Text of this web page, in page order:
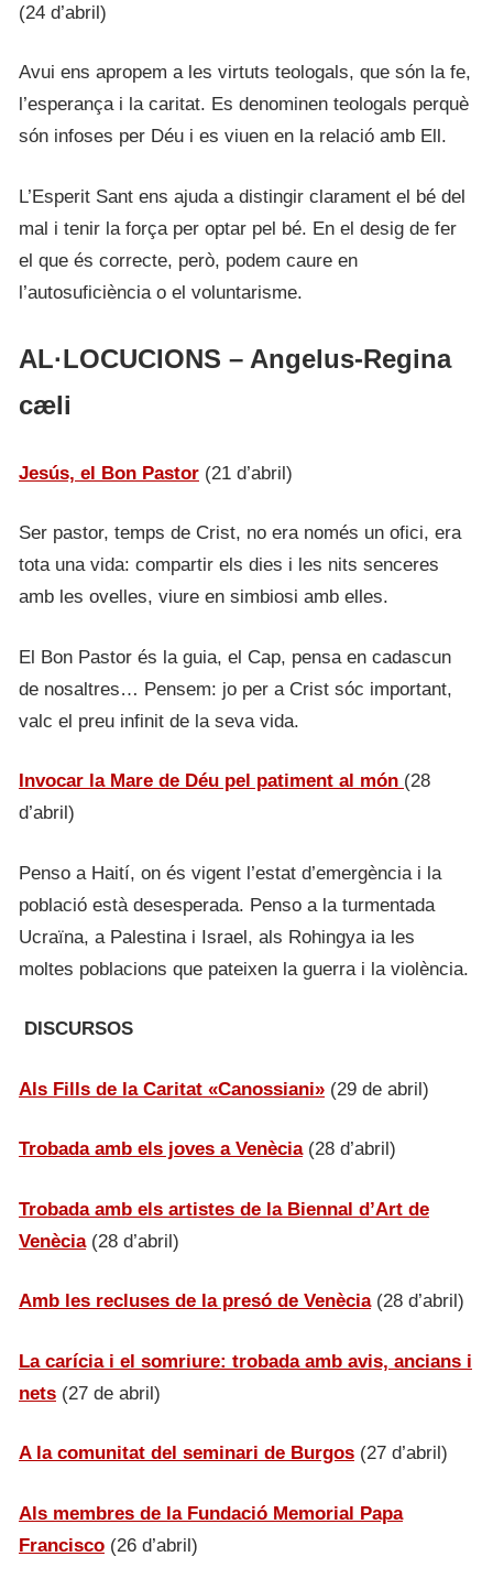
(24 d’abril)
Avui ens apropem a les virtuts teologals, que són la fe,
l’esperança i la caritat. Es denominen teologals perquè
són infoses per Déu i es viuen en la relació amb Ell.
L’Esperit Sant ens ajuda a distingir clarament el bé del
mal i tenir la força per optar pel bé. En el desig de fer
el que és correcte, però, podem caure en
l’autosuficiència o el voluntarisme.
AL·LOCUCIONS – Angelus-Regina
cæli
Jesús, el Bon Pastor (21 d’abril)
Ser pastor, temps de Crist, no era només un ofici, era
tota una vida: compartir els dies i les nits senceres
amb les ovelles, viure en simbiosi amb elles.
El Bon Pastor és la guia, el Cap, pensa en cadascun
de nosaltres… Pensem: jo per a Crist sóc important,
valc el preu infinit de la seva vida.
Invocar la Mare de Déu pel patiment al món (28
d’abril)
Penso a Haití, on és vigent l’estat d’emergència i la
població està desesperada. Penso a la turmentada
Ucraïna, a Palestina i Israel, als Rohingya ia les
moltes poblacions que pateixen la guerra i la violència.
DISCURSOS
Als Fills de la Caritat «Canossiani» (29 de abril)
Trobada amb els joves a Venècia(28 d’abril)
Trobada amb els artistes de la Biennal d’Art de
Venècia(28 d’abril)
Amb les recluses de la presó de Venècia(28 d’abril)
La carícia i el somriure: trobada amb avis, ancians i
nets (27 de abril)
A la comunitat del seminari de Burgos (27 d’abril)
Als membres de la Fundació Memorial Papa
Francisco (26 d’abril)